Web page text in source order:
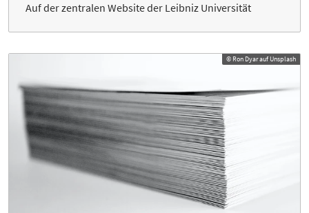
Auf der zentralen Website der Leibniz Universität
© Ron Dyar auf Unsplash